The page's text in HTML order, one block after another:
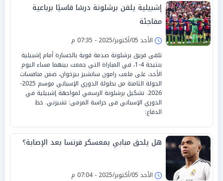
إشبيلية يلقن برشلونة درسًا قاسيًا برباعية
مفاجئة
الأحد 05/أكتوبر/2025 - 07:35 م
تلقى فريق برشلونة صدمة قوية بالخسارة أمام إشبيلية
بنتيجة 4-1، في المباراة التي جمعت بينهما مساء اليوم
الأحد، على ملعب رامون سانشيز بيزخوان، ضمن منافسات
الجولة الثامنة من بطولة الدوري الإسباني موسم 2025-
2026. تشكيل برشلونة الرسمي لمواجهة إشبيلية في
الدوري الإسباني فى حراسة المرمى: تشيزني. خط
الدفاع:
هل يلحق مبابي بمعسكر فرنسا بعد الإصابة؟
الأحد 05/أكتوبر/2025 - 07:04 م